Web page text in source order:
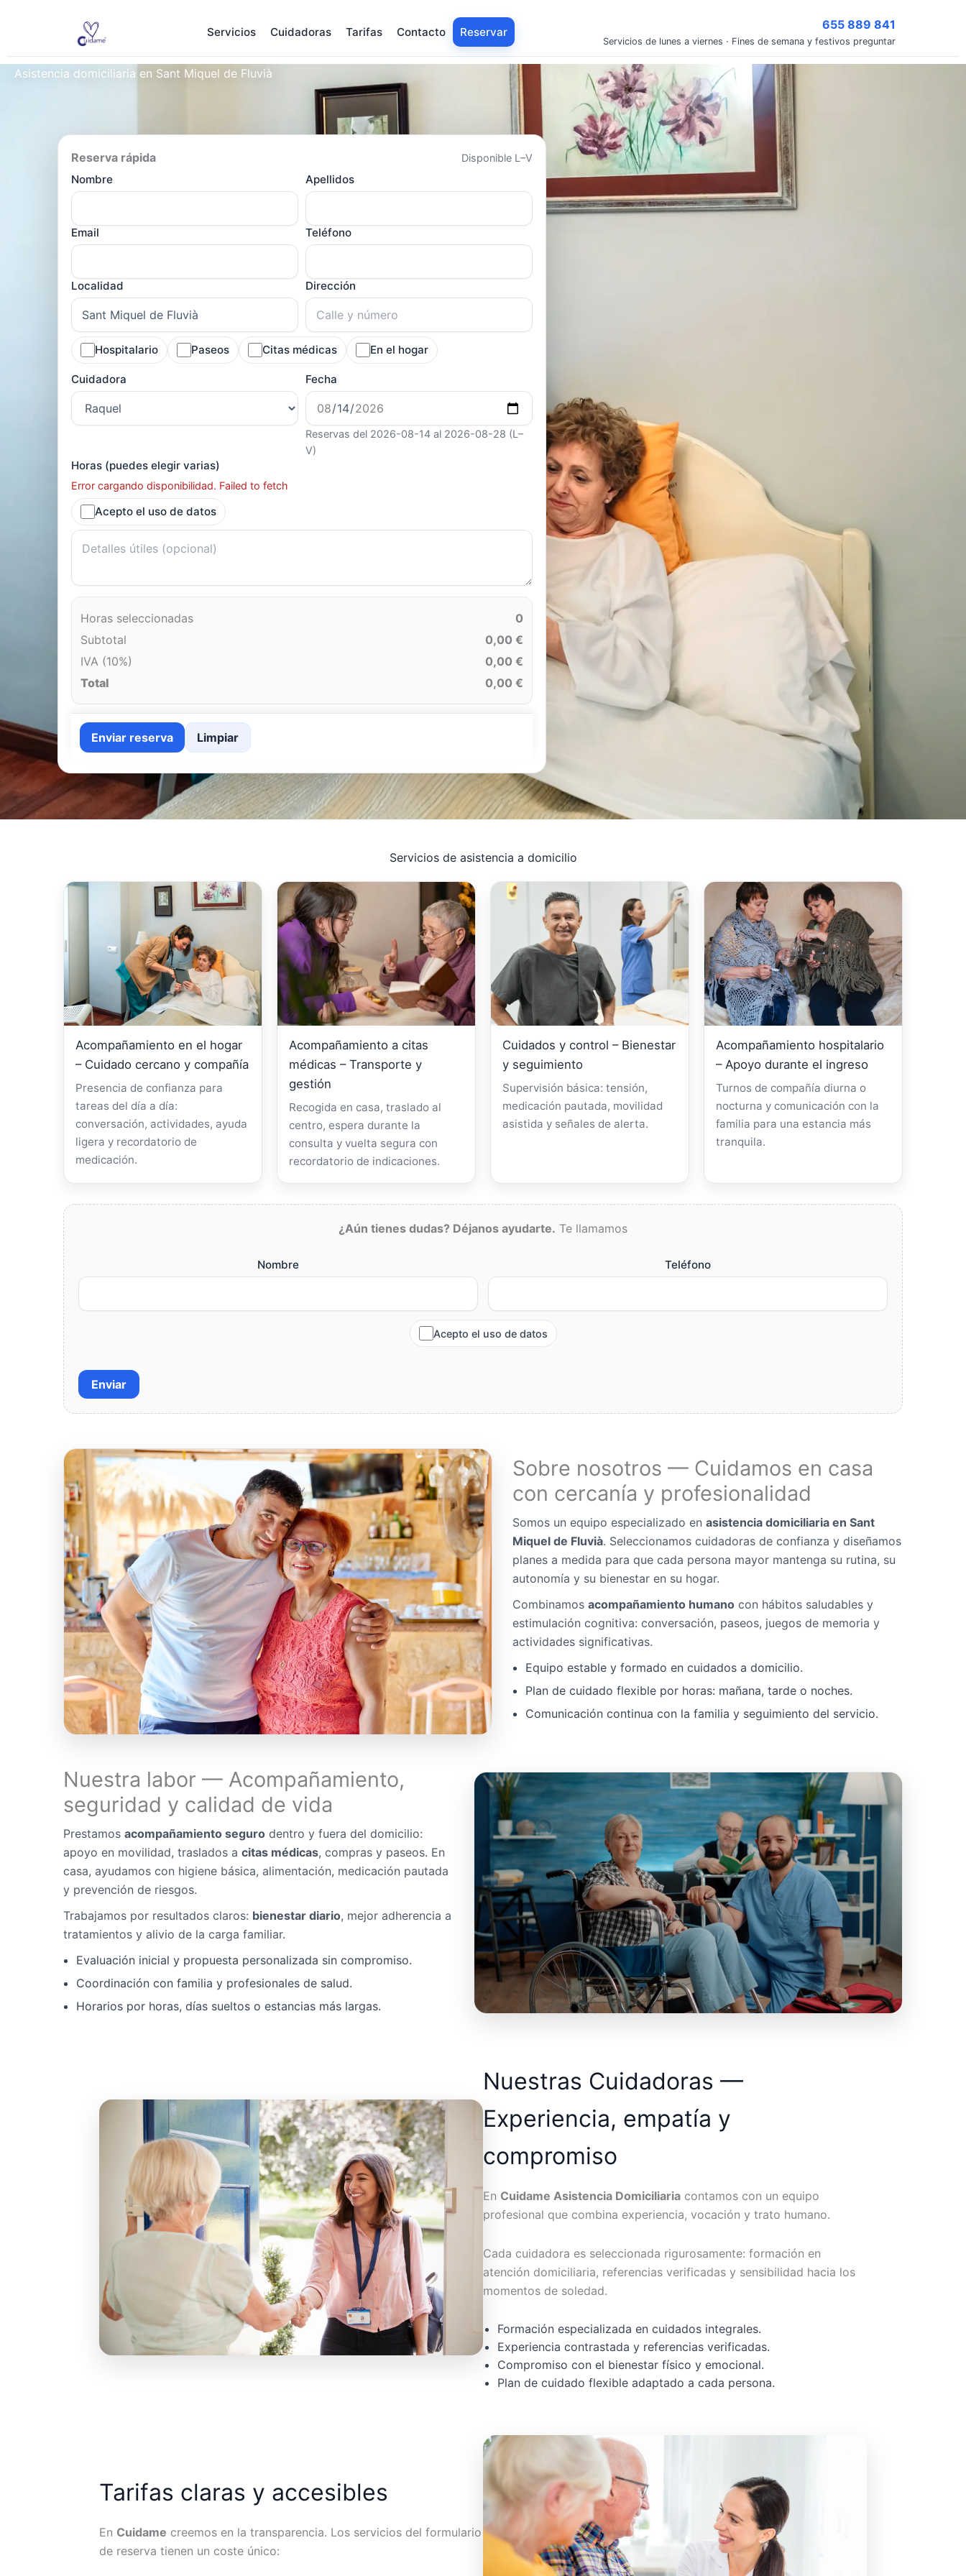
Servicios Cuidadoras Tarifas Contacto Reservar
655 889 841
Servicios de lunes a viernes · Fines de semana y festivos preguntar
Asistencia domiciliaria en Sant Miquel de Fluvià
Reserva rápida Disponible L–V
Nombre Apellidos
Email Teléfono
Localidad Dirección
Hospitalario Paseos Citas médicas En el hogar
Cuidadora Fecha
Reservas del 2026-08-14 al 2026-08-28 (L–
V)
Horas (puedes elegir varias)
Error cargando disponibilidad. Failed to fetch
Acepto el uso de datos
Horas seleccionadas
0
Subtotal
0,00 €
IVA (10%)
0,00 €
Total
0,00 €
Enviar reserva Limpiar
Servicios de asistencia a domicilio
Acompañamiento en el hogar
– Cuidado cercano y compañía
Presencia de confianza para
tareas del día a día:
conversación, actividades, ayuda
ligera y recordatorio de
medicación.
Acompañamiento a citas
médicas – Transporte y
gestión
Recogida en casa, traslado al
centro, espera durante la
consulta y vuelta segura con
recordatorio de indicaciones.
Cuidados y control – Bienestar
y seguimiento
Supervisión básica: tensión,
medicación pautada, movilidad
asistida y señales de alerta.
Acompañamiento hospitalario
– Apoyo durante el ingreso
Turnos de compañía diurna o
nocturna y comunicación con la
familia para una estancia más
tranquila.
¿Aún tienes dudas? Déjanos ayudarte. Te llamamos
Nombre Teléfono
Acepto el uso de datos
Enviar
Sobre nosotros — Cuidamos en casa
con cercanía y profesionalidad
Somos un equipo especializado enasistencia domiciliaria en Sant
Miquel de Fluvià. Seleccionamos cuidadoras de confianza y diseñamos
planes a medida para que cada persona mayor mantenga su rutina, su
autonomía y su bienestar en su hogar.
Combinamosacompañamiento humano con hábitos saludables y
estimulación cognitiva: conversación, paseos, juegos de memoria y
actividades significativas.
Equipo estable y formado en cuidados a domicilio.
Plan de cuidado flexible por horas: mañana, tarde o noches.
Comunicación continua con la familia y seguimiento del servicio.
Nuestra labor — Acompañamiento,
seguridad y calidad de vida
Prestamos acompañamiento seguro dentro y fuera del domicilio:
apoyo en movilidad, traslados a citas médicas, compras y paseos. En
casa, ayudamos con higiene básica, alimentación, medicación pautada
y prevención de riesgos.
Trabajamos por resultados claros: bienestar diario, mejor adherencia a
tratamientos y alivio de la carga familiar.
Evaluación inicial y propuesta personalizada sin compromiso.
Coordinación con familia y profesionales de salud.
Horarios por horas, días sueltos o estancias más largas.
Nuestras Cuidadoras —
Experiencia, empatía y
compromiso
En Cuidame Asistencia Domiciliaria contamos con un equipo
profesional que combina experiencia, vocación y trato humano.
Cada cuidadora es seleccionada rigurosamente: formación en
atención domiciliaria, referencias verificadas y sensibilidad hacia los
momentos de soledad.
Formación especializada en cuidados integrales.
Experiencia contrastada y referencias verificadas.
Compromiso con el bienestar físico y emocional.
Plan de cuidado flexible adaptado a cada persona.
Tarifas claras y accesibles
En Cuidame creemos en la transparencia. Los servicios del formulario
de reserva tienen un coste único: